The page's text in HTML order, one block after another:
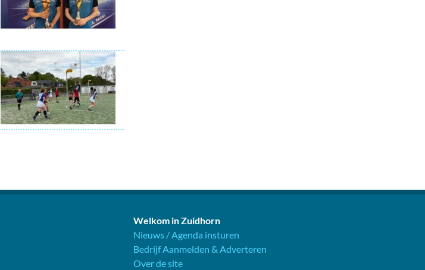
Welkom in Zuidhorn
Nieuws / Agenda insturen
Bedrijf Aanmelden & Adverteren
Over de site